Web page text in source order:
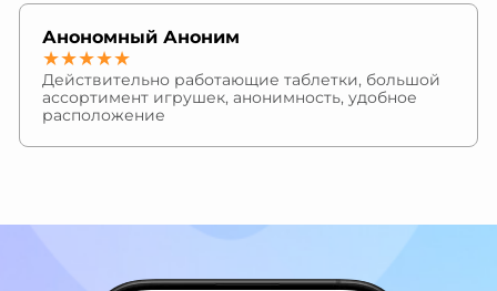
Анономный Аноним
★★★★★
Действительно работающие таблетки, большой
ассортимент игрушек, анонимность, удобное
расположение